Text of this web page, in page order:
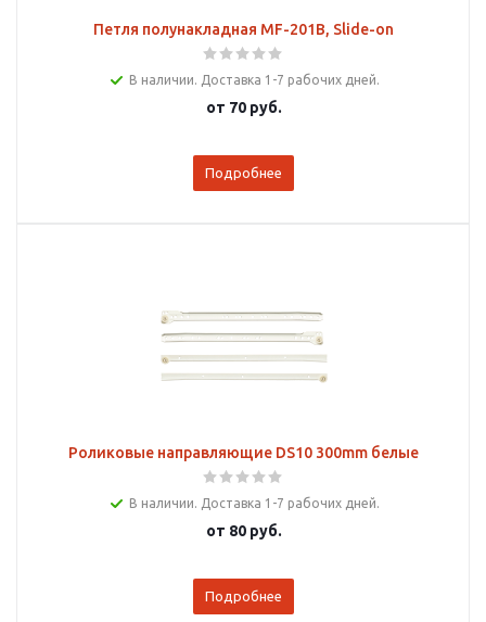
Петля полунакладная MF-201В, Slide-on
В наличии. Доставка 1-7 рабочих дней.
от 70 руб.
Подробнее
Роликовые направляющие DS10 300mm белые
В наличии. Доставка 1-7 рабочих дней.
от 80 руб.
Подробнее